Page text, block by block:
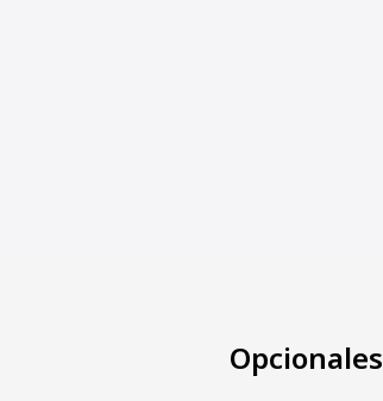
Opcionales